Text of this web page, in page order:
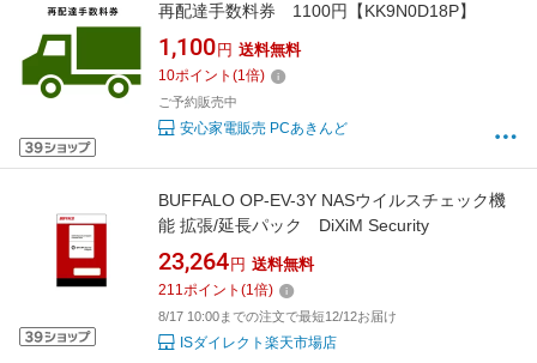
再配達手数料券 1100円【KK9N0D18P】
1,100 円 送料無料
10ポイント (1倍)
ご予約販売中
安心家電販売 PCあきんど
BUFFALO OP-EV-3Y NASウイルスチェック機
能 拡張/延長パック DiXiM Security
23,264 円 送料無料
211ポイント (1倍)
8/17 10:00までの注文で最短12/12お届け
ISダイレクト楽天市場店